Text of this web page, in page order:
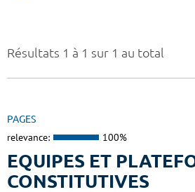
Résultats 1 à 1 sur 1 au total
PAGES
relevance: 100%
EQUIPES ET
CONSTITUTIVES